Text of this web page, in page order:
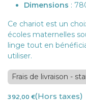
Dimensions :
Ce chariot est un
écoles maternelles
linge tout en
utiliser.
Frais de livraison -
392,00 €(Hors taxes)